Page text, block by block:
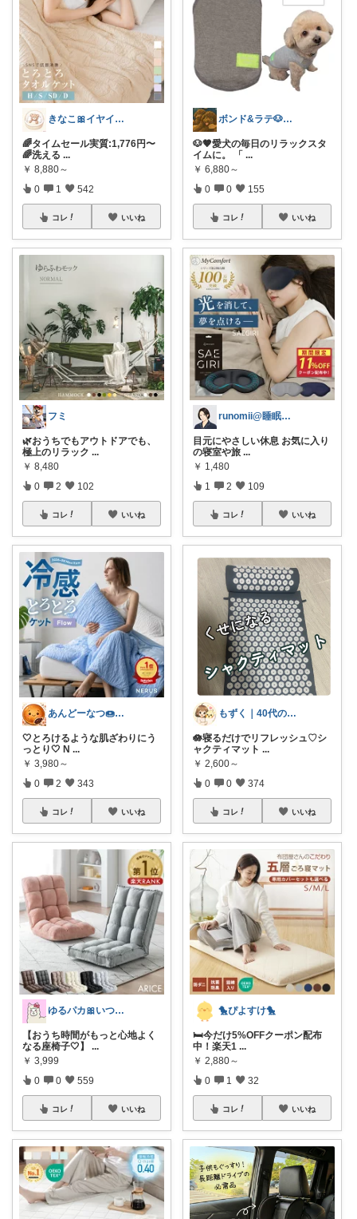
きなこ🎀イヤイヤ期育児中
🌈タイムセール実質:1,776円〜
🌈洗える ...
￥ 8,880～
0 1 542
コレ いいね
フミ
🌿おうちでもアウトドアでも、
極上のリラック ...
￥ 8,480
0 2 102
コレ いいね
あんどーなつ🍩 毎日楽しくご機嫌に
🤍とろけるような肌ざわりにう
っとり🤍 N ...
￥ 3,980～
0 2 343
コレ いいね
ゆるパカ🎀いつもありがとうございます✨
【おうち時間がもっと心地よく
なる座椅子🤍】
...
￥ 3,999
0 0 559
コレ いいね
ボンド&ラテ🐶経由購入感謝です🙇
🐶🤎愛犬の毎日のリラックスタ
イムに。 「 ...
￥ 6,880～
0 0 155
コレ いいね
runomii@睡眠ラボ
目元にやさしい休息 お気に入り
の寝室や旅 ...
￥ 1,480
1 2 109
コレ いいね
もずく｜40代の暮らし×在宅ワーク
🪷寝るだけでリフレッシュ♡シ
ャクティマット ...
￥ 2,600～
0 0 374
コレ いいね
🐤ぴよすけ🐤
🛏️今だけ5%OFFクーポン配布
中！楽天1 ...
￥ 2,880～
0 1 32
コレ いいね